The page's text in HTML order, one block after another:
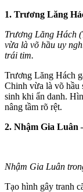
1. Trương Lăng
Trương Lăng Hách
vừa là võ hầu uy
trái tim.
Trương Lăng Hách
Chinh vừa là võ hầu
sinh khi ẩn danh.
nâng tầm rõ rệt.
2. Nhậm Gia Luân
Nhậm Gia Luân
Tạo hình gây tranh